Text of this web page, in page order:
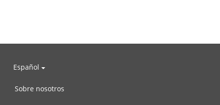
Español
Sobre nosotros